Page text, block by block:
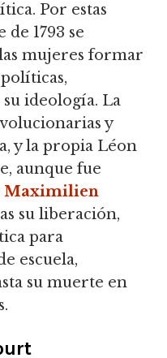
Por estas
1793 se
mujeres formar
ideología. La
y
y la propia Léon
aunque fue
Maximilien
su liberación,
para
escuela,
su muerte en